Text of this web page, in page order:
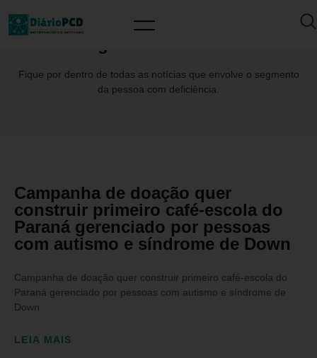
Fique por dentro de todas as notícias que envolve o segmento
da pessoa com deficiência.
Campanha de doação quer
construir primeiro café-escola do
Paraná gerenciado por pessoas
com autismo e síndrome de Down
Campanha de doação quer construir primeiro café-escola do
Paraná gerenciado por pessoas com autismo e síndrome de
Down
LEIA MAIS